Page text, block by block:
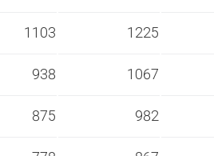
1103 1225
938 1067
875 982